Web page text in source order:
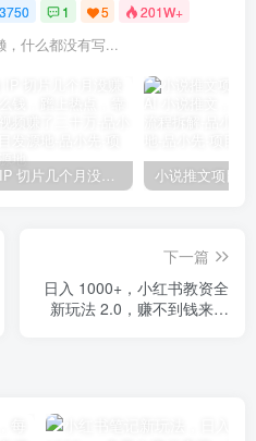
3750 1 5 201W+
，什么都没有写...
做 IP 切片几个月没赚到什么钱，蹭上热点，靠一个视频赚了二十万-品小先项目发源地
下一篇
日入 1000+，小红书教资全
新玩法 2.0，赚不到钱来打